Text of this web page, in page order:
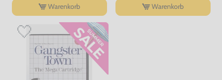
Warenkorb Warenkorb